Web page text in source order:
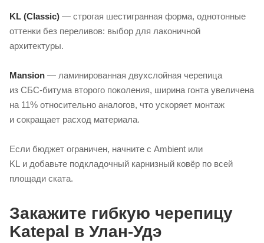
KL (Classic) — строгая шестигранная форма, однотонные
оттенки без переливов: выбор для лаконичной
архитектуры.
Mansion — ламинированная двухслойная черепица
из СБС-битума второго поколения, ширина гонта увеличена
на 11% относительно аналогов, что ускоряет монтаж
и сокращает расход материала.
Если бюджет ограничен, начните с Ambient или
KL и добавьте подкладочный карнизный ковёр по всей
площади ската.
Закажите гибкую черепицу
Katepal в Улан-Удэ